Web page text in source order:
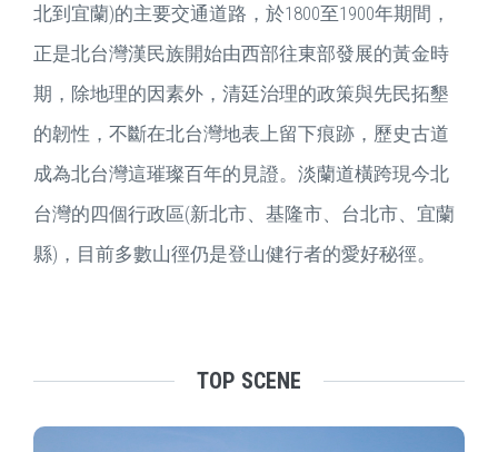
北到宜蘭)的主要交通道路，於1800至1900年期間，
正是北台灣漢民族開始由西部往東部發展的黃金時
期，除地理的因素外，清廷治理的政策與先民拓墾
的韌性，不斷在北台灣地表上留下痕跡，歷史古道
成為北台灣這璀璨百年的見證。淡蘭道橫跨現今北
台灣的四個行政區(新北市、基隆市、台北市、宜蘭
縣)，目前多數山徑仍是登山健行者的愛好秘徑。
TOP SCENE